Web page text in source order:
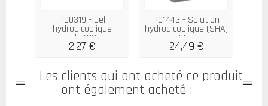
P00319 - Gel
hydroalcoolique
capsule 100ml...
2,27 €
P01443 - Solution
hydroalcoolique (SHA)
5L...
24,49 €
Les clients qui ont acheté ce produit
ont également acheté :